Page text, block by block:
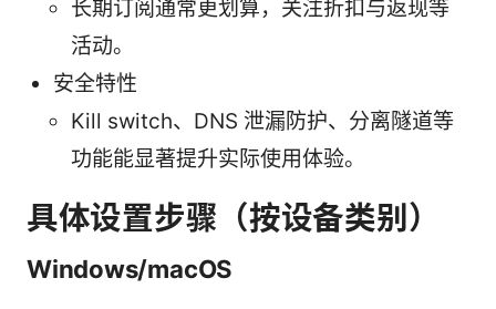
长期订阅通常更划算，关注折扣与返现等
活动。
安全特性
Kill switch、DNS 泄漏防护、分离隧道等
功能能显著提升实际使用体验。
具体设置步骤（按设备类别）
Windows/macOS